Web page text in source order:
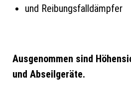
und Reibungsfalldämpfer
Ausgenommen sind
und Abseilgeräte.